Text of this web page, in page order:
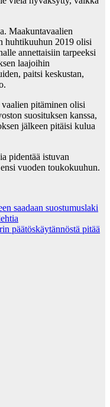
Maakuntavaalien
huhtikuuhun 2019 olisi
annettaisiin tarpeeksi
laajoihin
paitsi keskustan,
pitäminen olisi
suosituksen kanssa,
jälkeen pitäisi kulua
pidentää istuvan
vuoden toukokuuhun.
saadaan suostumuslaki
päätöskäytännöstä pitää